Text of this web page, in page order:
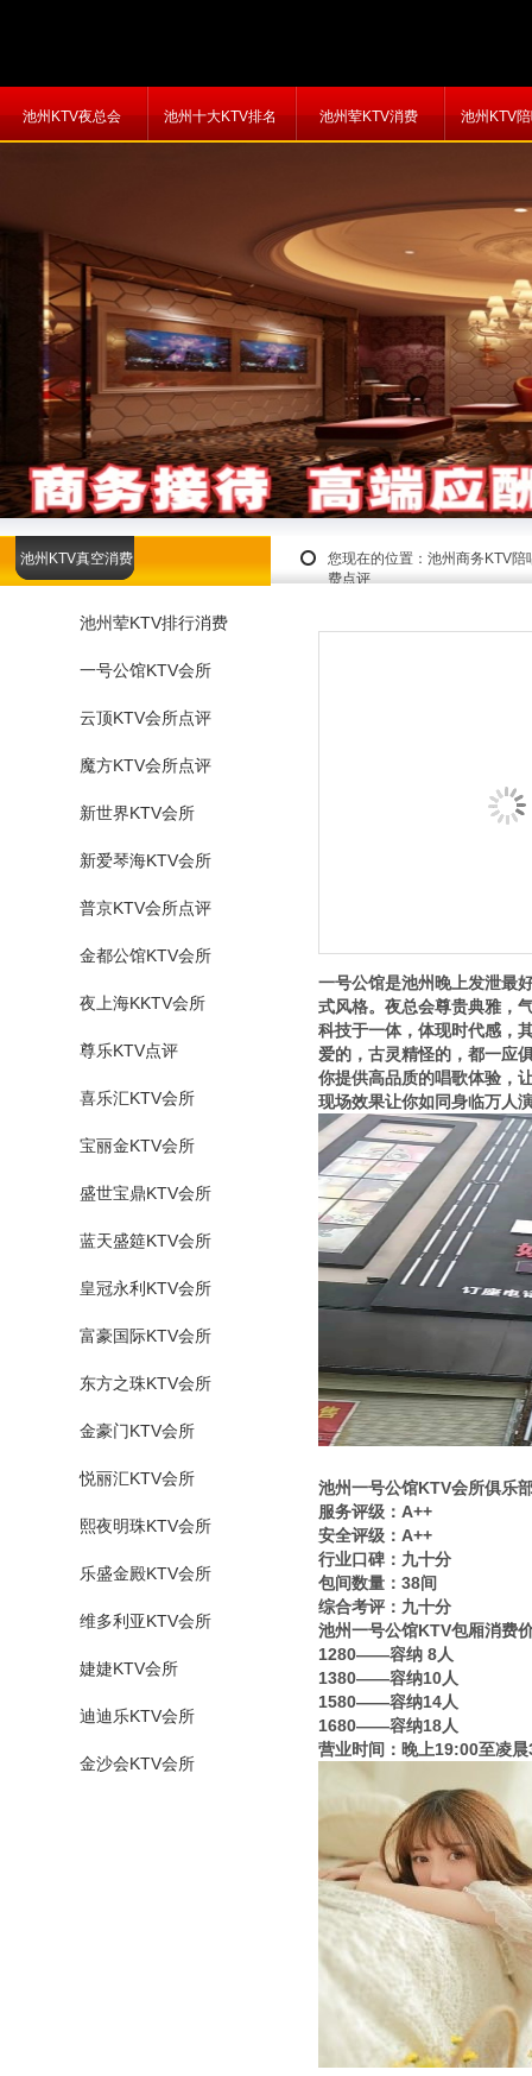
池州KTV夜总会 池州十大KTV排名 池州荤KTV消费 池州KTV
您现在的位置： 池州商务KTV陪
费点评
池州KTV真空消费
池州荤KTV排行消费
一号公馆KTV会所
云顶KTV会所点评
魔方KTV会所点评
新世界KTV会所
新爱琴海KTV会所
普京KTV会所点评
金都公馆KTV会所
夜上海KKTV会所
尊乐KTV点评
喜乐汇KTV会所
宝丽金KTV会所
盛世宝鼎KTV会所
蓝天盛筵KTV会所
皇冠永利KTV会所
富豪国际KTV会所
东方之珠KTV会所
金豪门KTV会所
悦丽汇KTV会所
熙夜明珠KTV会所
乐盛金殿KTV会所
维多利亚KTV会所
婕婕KTV会所
迪迪乐KTV会所
金沙会KTV会所
一号公馆是池州晚上发泄最
式风格。夜总会尊贵典雅，
科技于一体，体现时代感，
爱的，古灵精怪的，都一应
你提供高品质的唱歌体验，
现场效果让你如同身临万人
池州一号公馆KTV会所俱乐
服务评级：A++
安全评级：A++
行业口碑：九十分
包间数量：38间
综合考评：九十分
池州一号公馆KTV包厢消费
1280——容纳 8人
1380——容纳10人
1580——容纳14人
1680——容纳18人
营业时间：晚上19:00至凌